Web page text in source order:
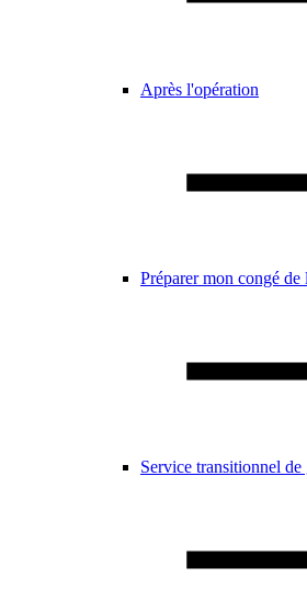
Après l'opération
Préparer mon congé de
Service transitionnel